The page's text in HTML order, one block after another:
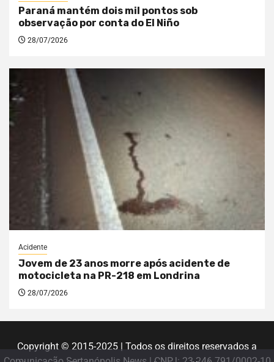
Paraná mantém dois mil pontos sob
observação por conta do El Niño
28/07/2026
Acidente
Jovem de 23 anos morre após acidente de
motocicleta na PR-218 em Londrina
28/07/2026
Copyright © 2015-2025 | Todos os direitos reservados a